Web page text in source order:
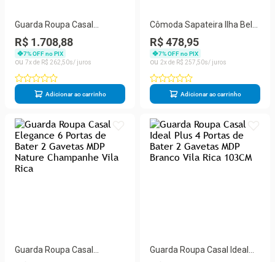
Guarda Roupa Casal
Capelinha Aurora 4 Portas
de Bater 3 Gavetas MDP
com Espelho Branco-
Camarim Flex
R$ 1.708,88
7% OFF no PIX
7
R$ 262 50
Adicionar ao carrinho
Cômoda Sapateira Ilha Bela
4 Gavetas MDP Puxador
Metálico Branco Vila Rica
R$ 478,95
7% OFF no PIX
2
R$ 257 50
Adicionar ao carrinho
Guarda Roupa Casal
Guarda Roupa Casal Ideal